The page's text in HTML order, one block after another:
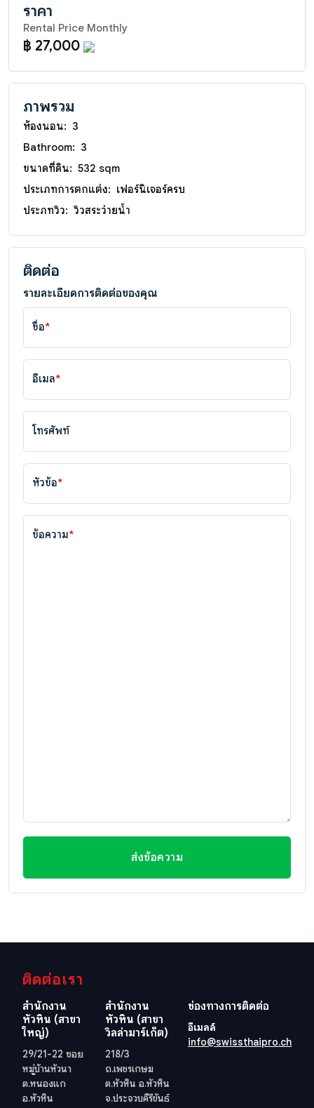
ราคา
Rental Price Monthly
฿ 27,000
ภาพรวม
ห้องนอน: 3
Bathroom: 3
ขนาดที่ดิน: 532 sqm
ประเภทการตกแต่ง: เฟอร์นิเจอร์ครบ
ประภทวิว: วิวสระว่ายน้ำ
ติดต่อ
รายละเอียดการติดต่อของคุณ
ชื่อ*
อีเมล*
โทรศัพท์
หัวข้อ*
ข้อความ*
ส่งข้อความ
ติดต่อเรา
สำนักงาน
หัวหิน (สาขา
ใหญ่)
29/21-22 ซอย
หมู่บ้านหัวนา
ต.หนองแก
อ.หัวหิน
สำนักงาน
หัวหิน (สาขา
วิลล่ามาร์เก็ต)
218/3
ถ.เพชรเกษม
ต.หัวหิน อ.หัวหิน
จ.ประจวบคีรีขันธ์
ช่องทางการติดต่อ
อีเมลล์
info@swissthaipro.ch